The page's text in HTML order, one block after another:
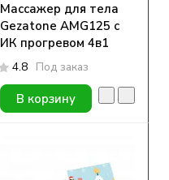
Массажер для тела
Gezatone AMG125 с
ИК прогревом 4в1
4.8 Под заказ
В корзину